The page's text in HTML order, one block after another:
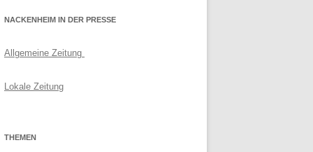
NACKENHEIM IN DER PRESSE
Allgemeine Zeitung
Lokale Zeitung
THEMEN